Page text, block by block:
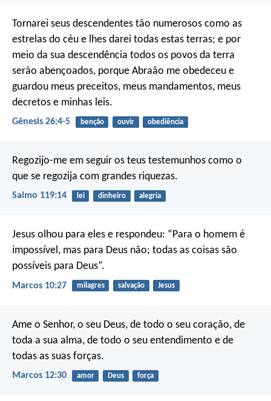
Tornarei seus descendentes tão numerosos como as
estrelas do céu e lhes darei todas estas terras; e por
meio da sua descendência todos os povos da terra
serão abençoados, porque Abraão me obedeceu e
guardou meus preceitos, meus mandamentos, meus
decretos e minhas leis.
Gênesis 26:4-5 benção ouvir obediência
Regozijo-me em seguir os teus testemunhos como o
que se regozija com grandes riquezas.
Salmo 119:14 lei dinheiro alegria
Jesus olhou para eles e respondeu: “Para o homem é
impossível, mas para Deus não; todas as coisas são
possíveis para Deus”.
Marcos 10:27 milagres salvação Jesus
Ame o Senhor, o seu Deus, de todo o seu coração, de
toda a sua alma, de todo o seu entendimento e de
todas as suas forças.
Marcos 12:30 amor Deus força